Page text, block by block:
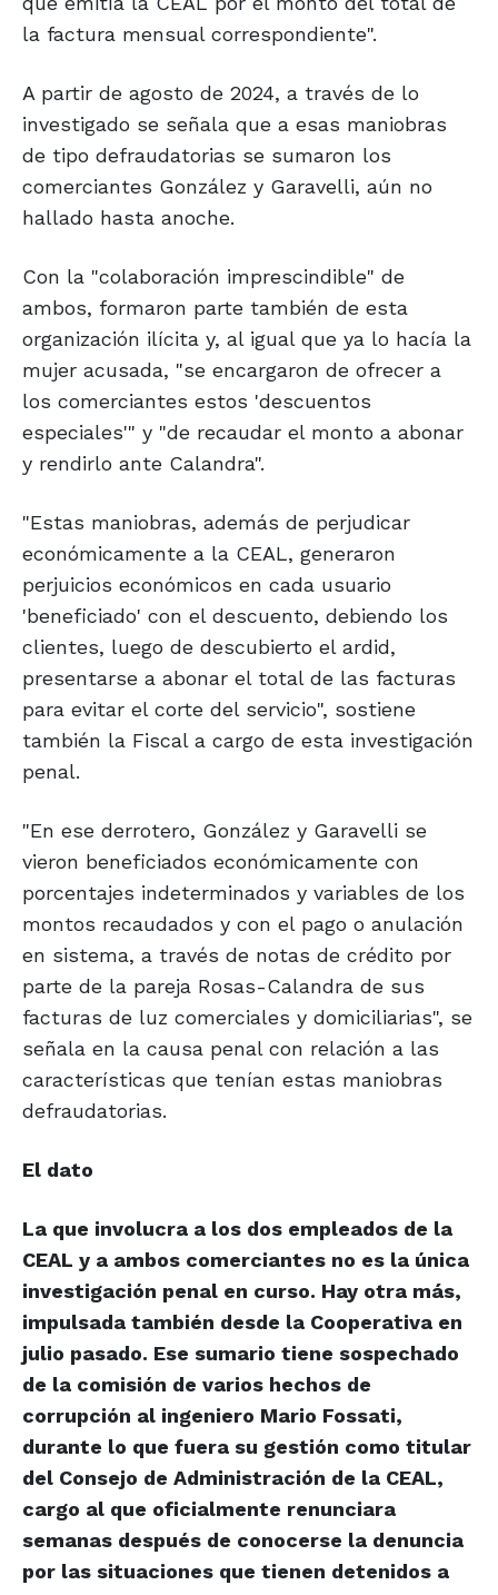
la factura mensual correspondiente".
A partir de agosto de 2024, a través de lo
investigado se señala que a esas maniobras
de tipo defraudatorias se sumaron los
comerciantes González y Garavelli, aún no
hallado hasta anoche.
Con la "colaboración imprescindible" de
ambos, formaron parte también de esta
organización ilícita y, al igual que ya lo hacía la
mujer acusada, "se encargaron de ofrecer a
los comerciantes estos 'descuentos
especiales'" y "de recaudar el monto a abonar
y rendirlo ante Calandra".
"Estas maniobras, además de perjudicar
económicamente a la CEAL, generaron
perjuicios económicos en cada usuario
'beneficiado' con el descuento, debiendo los
clientes, luego de descubierto el ardid,
presentarse a abonar el total de las facturas
para evitar el corte del servicio", sostiene
también la Fiscal a cargo de esta investigación
penal.
"En ese derrotero, González y Garavelli se
vieron beneficiados económicamente con
porcentajes indeterminados y variables de los
montos recaudados y con el pago o anulación
en sistema, a través de notas de crédito por
parte de la pareja Rosas-Calandra de sus
facturas de luz comerciales y domiciliarias", se
señala en la causa penal con relación a las
características que tenían estas maniobras
defraudatorias.
El dato
La que involucra a los dos empleados de la
CEAL y a ambos comerciantes no es la única
investigación penal en curso. Hay otra más,
impulsada también desde la Cooperativa en
julio pasado. Ese sumario tiene sospechado
de la comisión de varios hechos de
corrupción al ingeniero Mario Fossati,
durante lo que fuera su gestión como titular
del Consejo de Administración de la CEAL,
cargo al que oficialmente renunciara
semanas después de conocerse la denuncia
por las situaciones que tienen detenidos a